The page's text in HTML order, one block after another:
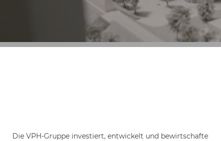
Die VPH-Gruppe investiert, entwickelt und bewirtschafte